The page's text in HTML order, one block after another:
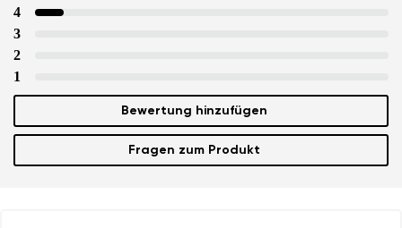
Bestätigen
Ich bin mit der Verarbeitung der eingegebenen
4
3
2
1
Bewertung hinzufügen
Fragen zum Produkt
Textbewertung